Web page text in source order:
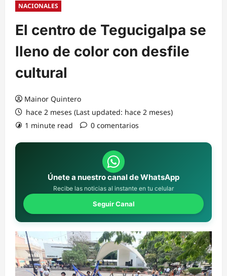
NACIONALES
El centro de Tegucigalpa se
lleno de color con desfile
cultural
Mainor Quintero
hace 2 meses (Last updated: hace 2 meses)
1 minute read
0 comentarios
Únete a nuestro canal de WhatsApp
Recibe las noticias al instante en tu celular
Seguir Canal